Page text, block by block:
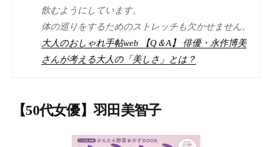
飲むようにしています。
体の巡りをするためのストレッチも欠かせません。
大人のおしゃれ手帖web 【Q＆A】 俳優・永作博美
さんが考える大人の「美しさ」とは？
【50代女優】羽田美智子